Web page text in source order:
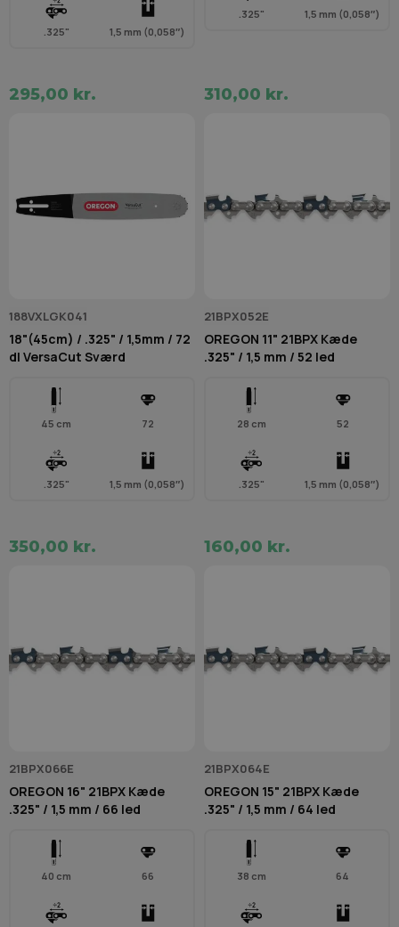
.325" 1,5 mm (0,058″)
295,00 kr.
.325" 1,5 mm (0,058″)
310,00 kr.
188VXLGK041
18"(45cm) / .325" / 1,5mm / 72
dl VersaCut Sværd
45 cm 72
.325" 1,5 mm (0,058″)
350,00 kr.
21BPX052E
OREGON 11" 21BPX Kæde
.325" / 1,5 mm / 52 led
28 cm 52
.325" 1,5 mm (0,058″)
160,00 kr.
21BPX066E
OREGON 16" 21BPX Kæde
.325" / 1,5 mm / 66 led
40 cm 66
21BPX064E
OREGON 15" 21BPX Kæde
.325" / 1,5 mm / 64 led
38 cm 64